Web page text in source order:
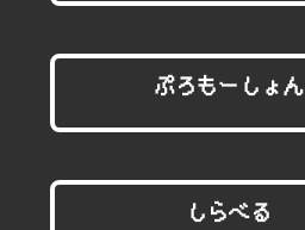
ぷろもーしょん
しらべる